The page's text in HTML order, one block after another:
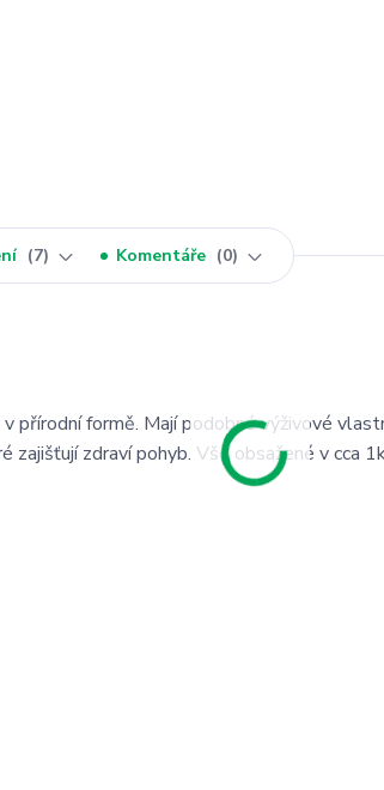
7 Komentáře 0
přírodní formě. Mají podobné výživové
zdraví pohyb. Vše obsažené v cca